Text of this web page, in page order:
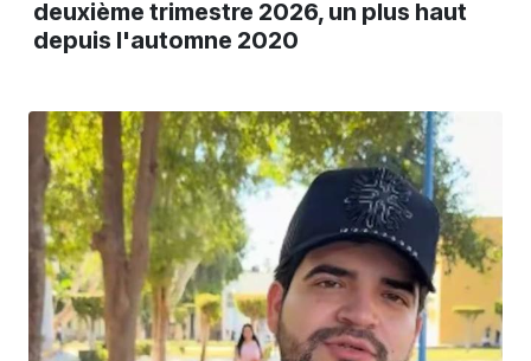
deuxième trimestre 2026, un plus haut
depuis l'automne 2020